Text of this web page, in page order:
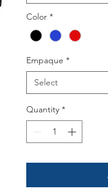
Color *
Empaque *
Select
Quantity *